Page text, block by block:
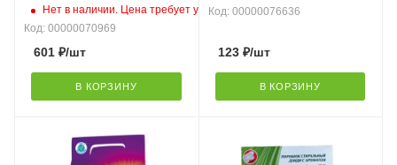
тканей) 3кг
Нет в наличии. Цена требует уточнения
Код: 00000070969
601 ₽/шт
В КОРЗИНУ
Код: 00000076636
123₽/шт
В КОРЗИНУ